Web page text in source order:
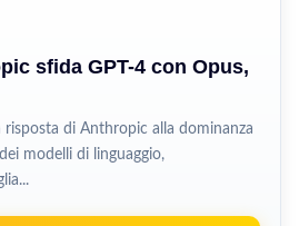
sfida GPT-4 con Opus,
risposta di Anthropic alla dominanza
modelli di linguaggio,